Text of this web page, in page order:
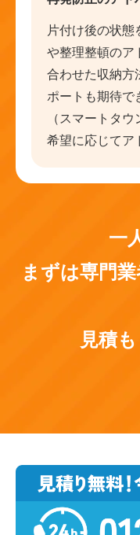
片付け後の状態
や整理整頓のア
合わせた収納方
ポートも期待で
（スマートタ
希望に応じてア
一
まずは専門
見積